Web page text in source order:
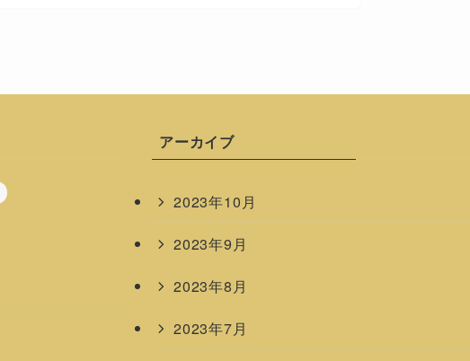
アーカイブ
2023年10月
2023年9月
2023年8月
2023年7月